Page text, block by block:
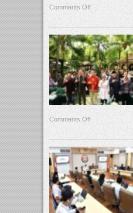
Comments Off
Comments Off